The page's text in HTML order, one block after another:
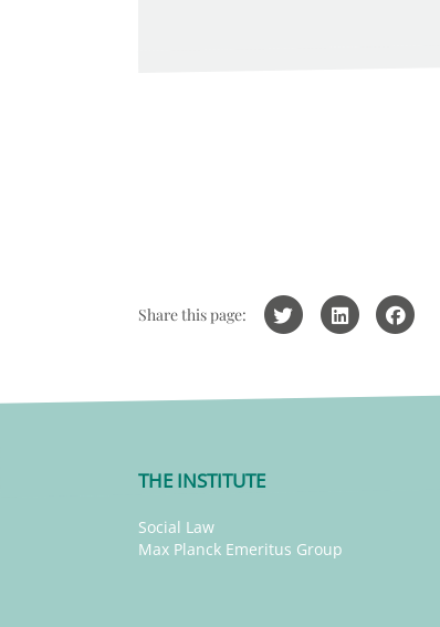
Share this page:
THE INSTITUTE
Social Law
Max Planck Emeritus Group